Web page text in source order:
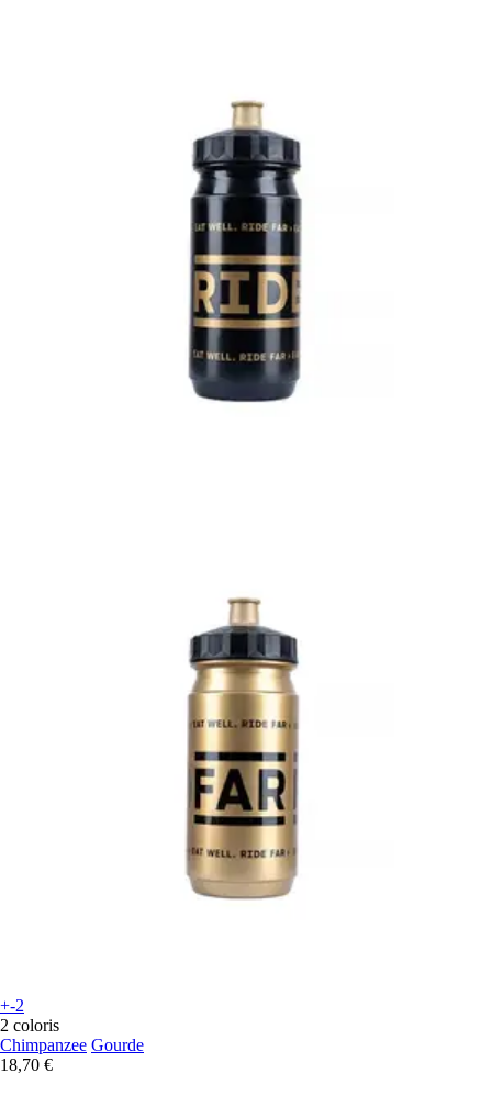
+-2
2 coloris
Chimpanzee Gourde
18,70 €